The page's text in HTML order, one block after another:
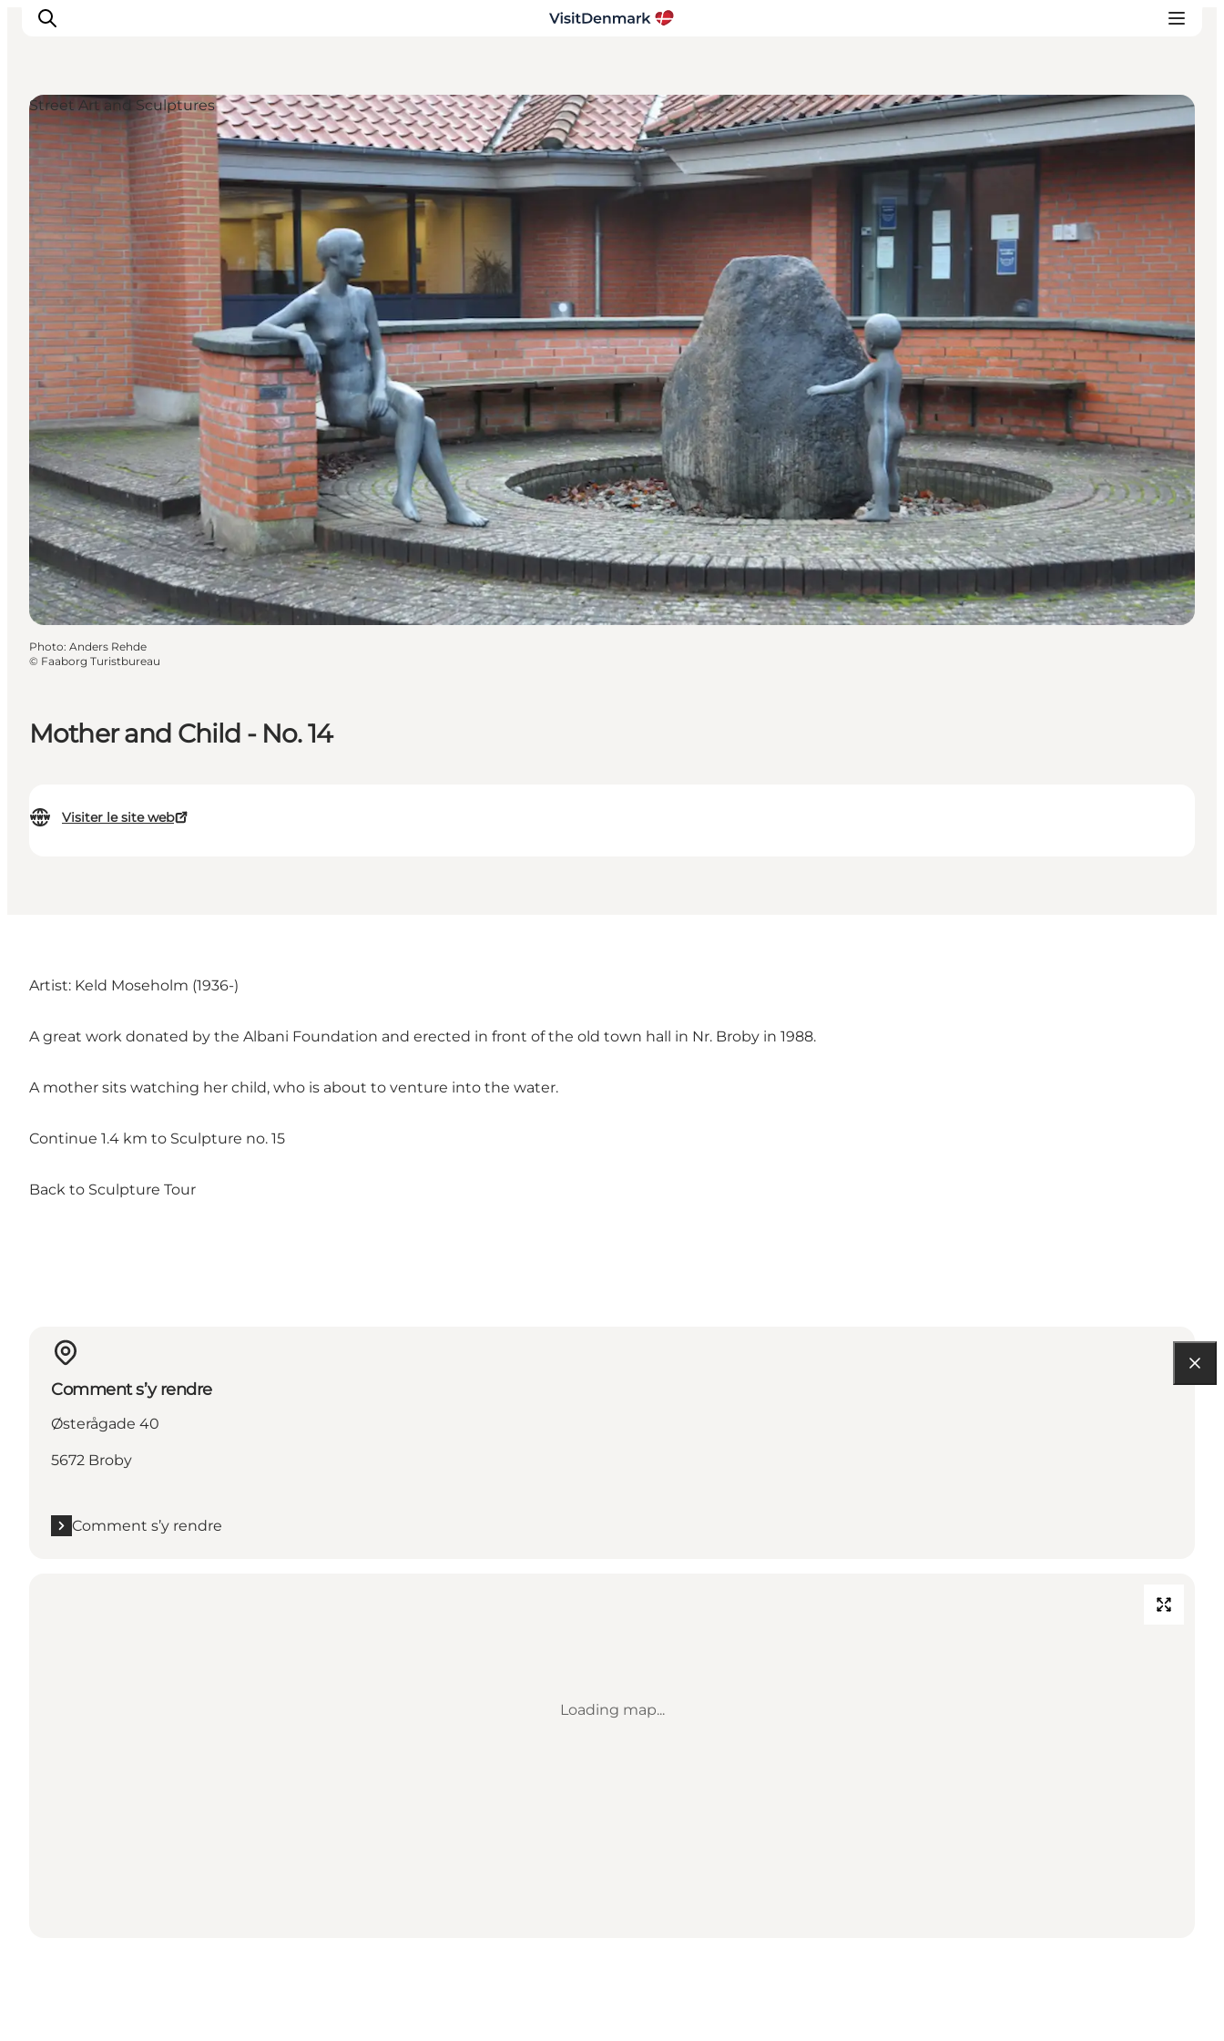
Inspirations
Destinations
Quoi faire
Hébergements
Planifiez votre voyage
Mother and Child - No. 14
Visiter le site web
Street Art and Sculptures
Photo: Anders Rehde
© Faaborg Turistbureau
Artist: Keld Moseholm (1936-)
A great work donated by the Albani Foundation and erected in front of the old town hall in Nr. Broby in 1988.
A mother sits watching her child, who is about to venture into the water.
Continue 1.4 km to Sculpture no. 15
Back to Sculpture Tour
Comment s’y rendre
Østerågade 40
5672 Broby
Comment s’y rendre
Loading map...